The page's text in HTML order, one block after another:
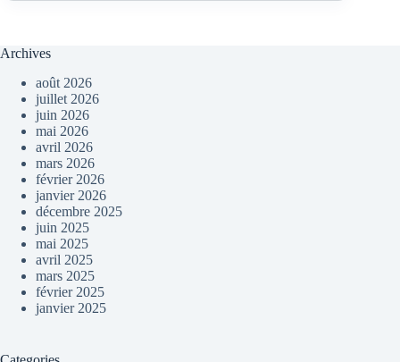
Archives
août 2026
juillet 2026
juin 2026
mai 2026
avril 2026
mars 2026
février 2026
janvier 2026
décembre 2025
juin 2025
mai 2025
avril 2025
mars 2025
février 2025
janvier 2025